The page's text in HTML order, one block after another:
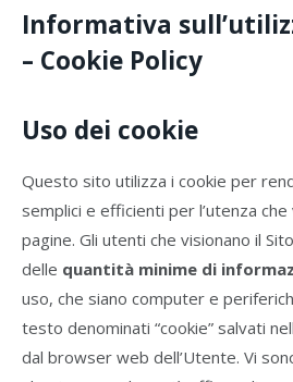
Informativa
– Cookie Policy
Uso dei cookie
Questo sito utilizza i cookie per
semplici e efficienti per l’utenza
pagine. Gli utenti che visionano il
delle quantità minime di
uso, che siano computer e
testo denominati “cookie” salvati
dal browser web dell’Utente. Vi